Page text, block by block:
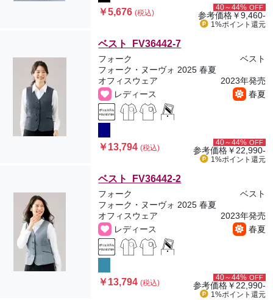
￥5,676(税込)
40～44% OFF
参考価格￥9,460-
1%ポイント 還元
ベスト FV36442-7
フォーク
ベスト
フォーク・ヌーヴォ 2025 春夏
オフィスウェア
2023年発売
レディース
春夏
￥13,794(税込)
40～44% OFF
参考価格￥22,990-
1%ポイント 還元
ベスト FV36442-2
フォーク
ベスト
フォーク・ヌーヴォ 2025 春夏
オフィスウェア
2023年発売
レディース
春夏
￥13,794(税込)
40～44% OFF
参考価格￥22,990-
1%ポイント 還元